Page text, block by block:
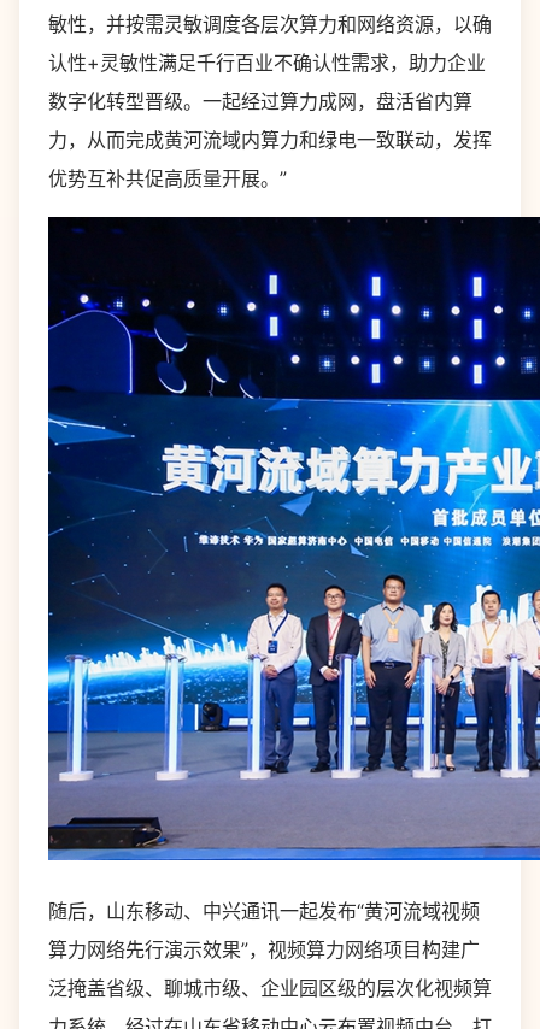
敏性，并按需灵敏调度各层次算力和网络资源，以确
认性+灵敏性满足千行百业不确认性需求，助力企业
数字化转型晋级。一起经过算力成网，盘活省内算
力，从而完成黄河流域内算力和绿电一致联动，发挥
优势互补共促高质量开展。”
随后，山东移动、中兴通讯一起发布“黄河流域视频
算力网络先行演示效果”，视频算力网络项目构建广
泛掩盖省级、聊城市级、企业园区级的层次化视频算